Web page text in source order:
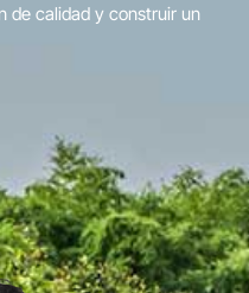
de calidad y construir un